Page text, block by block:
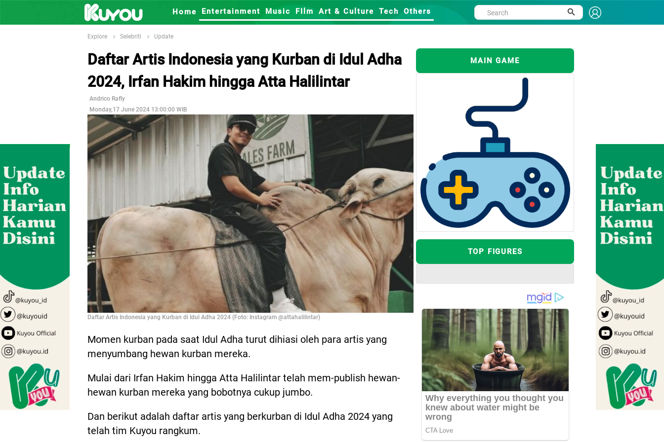
Home Entertainment Music FIlm Art & Culture Tech Others
Explore Selebriti Update
Daftar Artis Indonesia yang Kurban di Idul Adha
2024, Irfan Hakim hingga Atta Halilintar
Andrico Rafly
Monday,17 June 2024 13:00:00 WIB
Daftar Artis Indonesia yang Kurban di Idul Adha 2024 (Foto: Instagram @attahalilintar)
Momen kurban pada saat Idul Adha turut dihiasi oleh para artis yang
menyumbang hewan kurban mereka.
Mulai dari Irfan Hakim hingga Atta Halilintar telah mem-publish hewan-
hewan kurban mereka yang bobotnya cukup jumbo.
Dan berikut adalah daftar artis yang berkurban di Idul Adha 2024 yang
telah tim Kuyou rangkum.
MAIN GAME
TOP FIGURES